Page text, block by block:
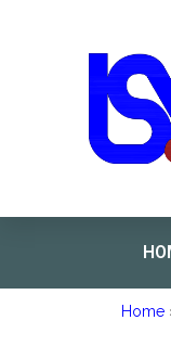
Home